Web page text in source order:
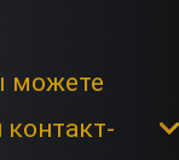
можете